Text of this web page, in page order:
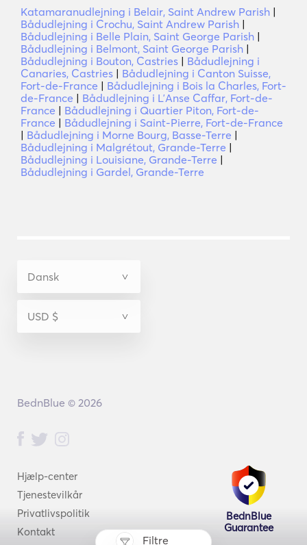
Filtre
Katamaranudlejning i Belair, Saint Andrew Parish |
Bådudlejning i Crochu, Saint Andrew Parish |
Bådudlejning i Belle Plain, Saint George Parish |
Bådudlejning i Belmont, Saint George Parish |
Bådudlejning i Bouton, Castries | Bådudlejning i
Canaries, Castries | Bådudlejning i Canton Suisse,
Fort-de-France | Bådudlejning i Bois la Charles, Fort-
de-France | Bådudlejning i LʼAnse Caffar, Fort-de-
France | Bådudlejning i Quartier Piton, Fort-de-
France | Bådudlejning i Saint-Pierre, Fort-de-France
| Bådudlejning i Morne Bourg, Basse-Terre |
Bådudlejning i Malgrétout, Grande-Terre |
Bådudlejning i Louisiane, Grande-Terre |
Bådudlejning i Gardel, Grande-Terre
Hjælp-center
Tjenestevilkår
Privatlivspolitik
Kontakt
BednBlue
Guarantee
BednBlue © 2026